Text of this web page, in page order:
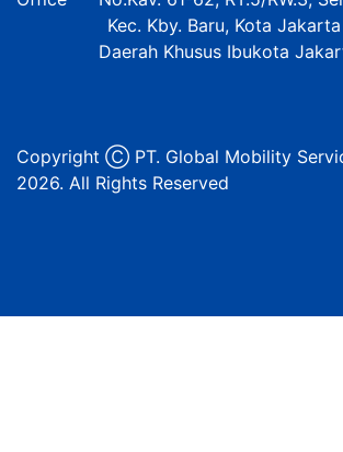
Kec. Kby. Baru, Kota
Daerah Khusus Ibukota
Copyright Ⓒ PT. Global Mobility
2026. All Rights Reserved